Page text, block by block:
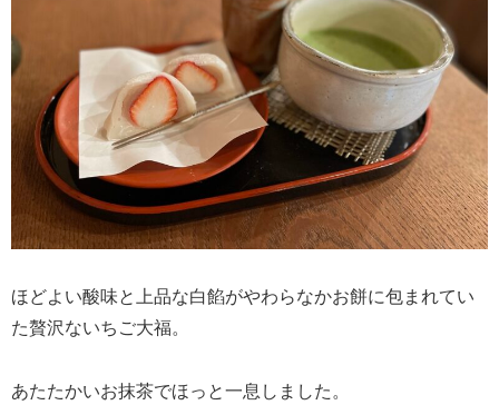
ほどよい酸味と上品な白餡がやわらなかお餅に包まれてい
た贅沢ないちご大福。
あたたかいお抹茶でほっと一息しました。